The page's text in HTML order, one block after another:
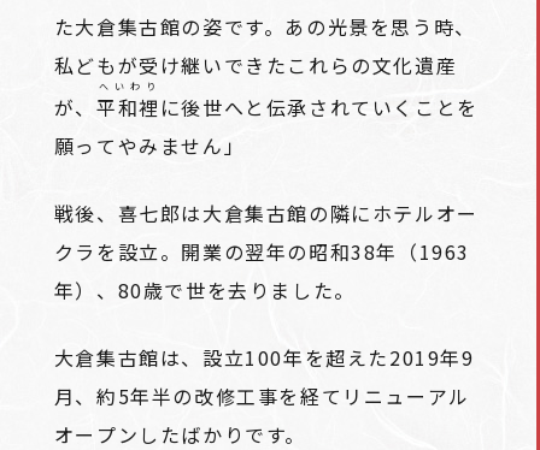
た大倉集古館の姿です。あの光景を思う時、
私どもが受け継いできたこれらの文化遺産
が、 平和裡
へいわり
に後世へと伝承されていくことを
願ってやみません」
戦後、喜七郎は大倉集古館の隣にホテルオー
クラを設立。開業の翌年の昭和38年（1963
年）、80歳で世を去りました。
大倉集古館は、設立100年を超えた2019年9
月、約5年半の改修工事を経てリニューアル
オープンしたばかりです。